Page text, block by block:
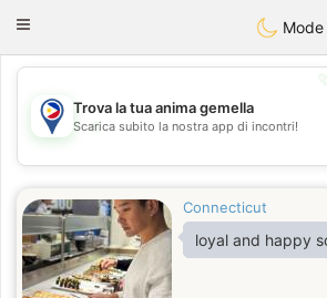
PhilippinesChat
Toggle
Mode
💖
💕
Trova la tua anima gemella
Scarica subito la nostra app di incontri!
Connecticut
loyal and happy